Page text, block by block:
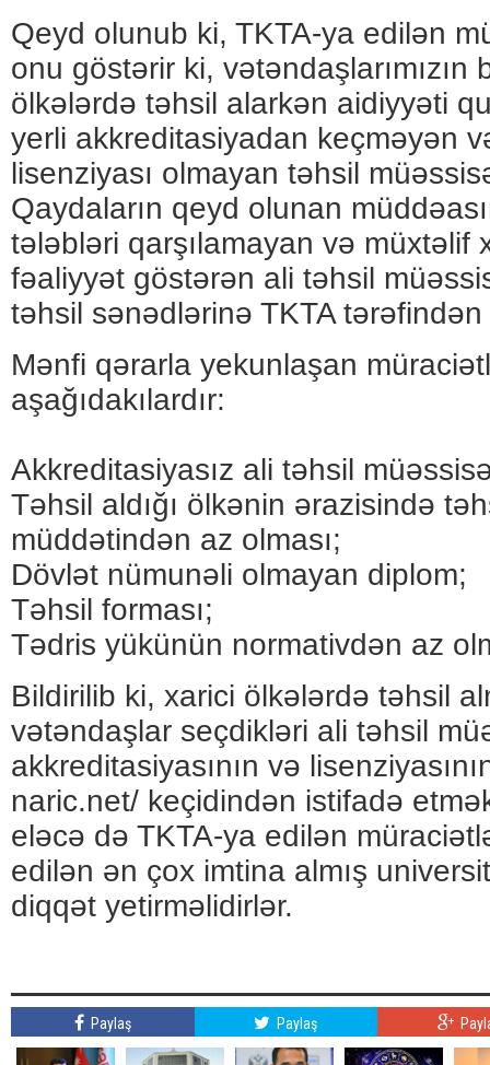
Qeyd olunub ki, TKTA-ya edilən
onu göstərir ki, vətəndaşlarımızın
ölkələrdə təhsil alarkən aidiyyəti
yerli akkreditasiyadan keçməyən
lisenziyası olmayan təhsil
Qaydaların qeyd olunan
tələbləri qarşılamayan və müxtəlif
fəaliyyət göstərən ali təhsil
təhsil sənədlərinə TKTA
Mənfi qərarla yekunlaşan
aşağıdakılardır:
Akkreditasiyasız ali təhsil
Təhsil aldığı ölkənin ərazisində
müddətindən az olması;
Dövlət nümunəli olmayan diplom;
Təhsil forması;
Tədris yükünün normativdən az
Bildirilib ki, xarici ölkələrdə təhsil
vətəndaşlar seçdikləri ali təhsil
akkreditasiyasının və
naric.net/ keçidindən istifadə
eləcə də TKTA-ya edilən
edilən ən çox imtina almış
diqqət yetirməlidirlər.
Paylaş Paylaş